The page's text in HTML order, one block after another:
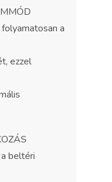
a
ezzel
beltéri